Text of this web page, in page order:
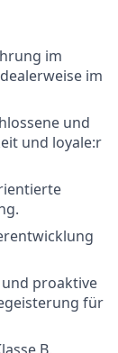
im
im
und
und loyale:r
proaktive
für